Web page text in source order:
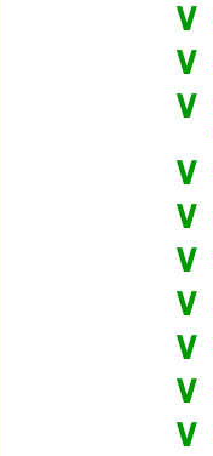
∨
∨
∨
∨
∨
∨
∨
∨
∨
∨